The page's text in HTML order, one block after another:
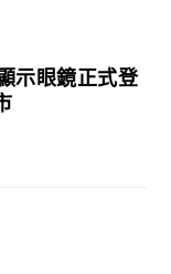
示眼鏡正式登